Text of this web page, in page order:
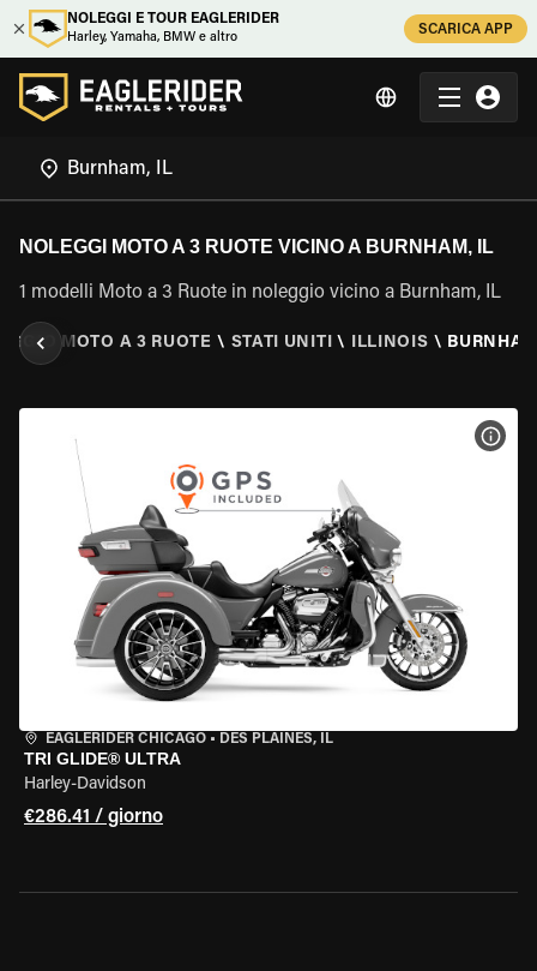
NOLEGGI E TOUR EAGLERIDER
Harley, Yamaha, BMW e altro
SCARICA APP
NOLEGGI MOTO A 3 RUOTE VICINO A BURNHAM, IL
1 modelli Moto a 3 Ruote in noleggio vicino a Burnham, IL
MOTO A 3 RUOTE \ STATI UNITI \ ILLINOIS \
EAGLERIDER CHICAGO • DES PLAINES, IL
TRI GLIDE® ULTRA
Harley-Davidson
€286.41 / giorno